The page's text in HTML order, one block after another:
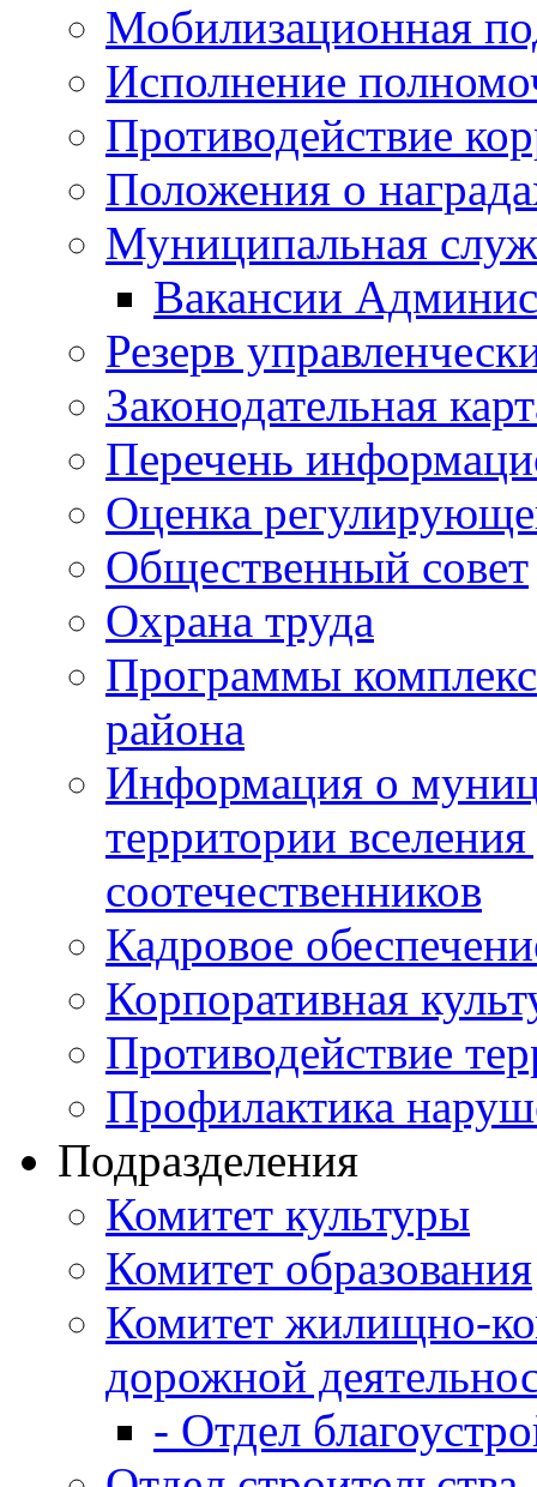
Мобилизационная
Исполнение
Противодействие
Положения о
Муниципальная
Вакансии
Резерв
Законодательная
Перечень
Оценка
Общественный совет
Охрана труда
Программы
района
Информация о
территории
соотечественников
Кадровое
Корпоративная
Противодействие
Профилактика
Подразделения
Комитет культуры
Комитет образования
Комитет жилищно-
дорожной
- Отдел